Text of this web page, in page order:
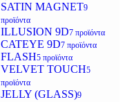
SATIN MAGNET9
προϊόντα
ILLUSION 9D7 προϊόντα
CATEYE 9D7 προϊόντα
FLASH5 προϊόντα
VELVET TOUCH5
προϊόντα
JELLY (GLASS)9